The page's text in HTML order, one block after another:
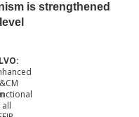
is strengthened
all